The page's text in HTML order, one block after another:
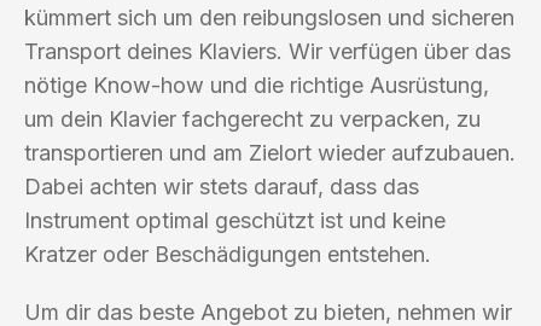
kümmert sich um den reibungslosen und sicheren
Transport deines Klaviers. Wir verfügen über das
nötige Know-how und die richtige Ausrüstung,
um dein Klavier fachgerecht zu verpacken, zu
transportieren und am Zielort wieder aufzubauen.
Dabei achten wir stets darauf, dass das
Instrument optimal geschützt ist und keine
Kratzer oder Beschädigungen entstehen.
Um dir das beste Angebot zu bieten, nehmen wir